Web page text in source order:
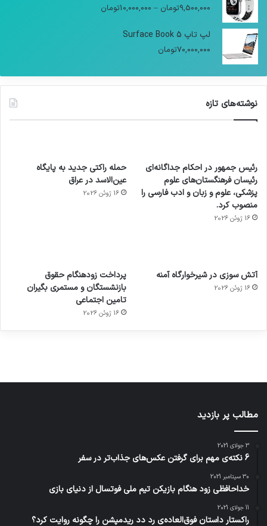
9,500,000تومان –
10,000,000تومان
لپ تاپ Surface Book 5
70,000,000تومان
نوشته‌های تازه
رئیس جمهور در احکام جداگانه‌ای
رئیسان فرهنگستان‌های علوم
پزشکی، علوم و زبان و ادب فارسی را
منصوب کرد.
16 ژوئن 2026
حمله راکتی جدید به پایگاه
عین‌الاسد در عراق
16 ژوئن 2026
آتش سوزی در شیرخوارگاه آمنه
16 ژوئن 2026
پرداخت زودهنگام حقوق
بازنشستگان و مستمری بگیران
تامین اجتماعی
16 ژوئن 2026
برای
کشف
توسط
مجازی
…
ساعت
هوشمند
با طعم
توسط
ژاکت
در
های
2023
توسط
مطالب پر بازدید
3 جولای 2021
6 نکته‌ی مهم برای گرفتن عکس‌های جذاب‌تر در سفر
30 سپتامبر 2021
خداحافظی زود هنگام بازیکن تیم ملی فوتسال از دنیای بازی
11 جولای 2021
راکستار داستان فوق‌العاده‌ی رد دد ریدمپشن را چگونه روایت کرد؟